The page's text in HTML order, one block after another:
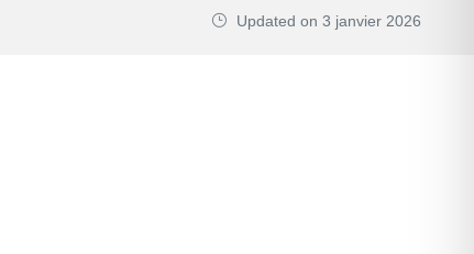
Updated on 3 janvier 2026